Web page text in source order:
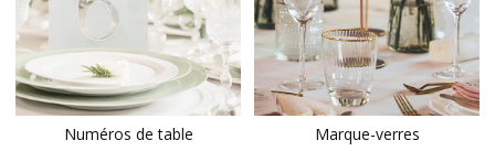
Numéros de table Marque-verres